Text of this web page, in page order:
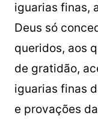
iguarias finas,
Deus só
queridos, aos
de gratidão,
iguarias finas
e provações